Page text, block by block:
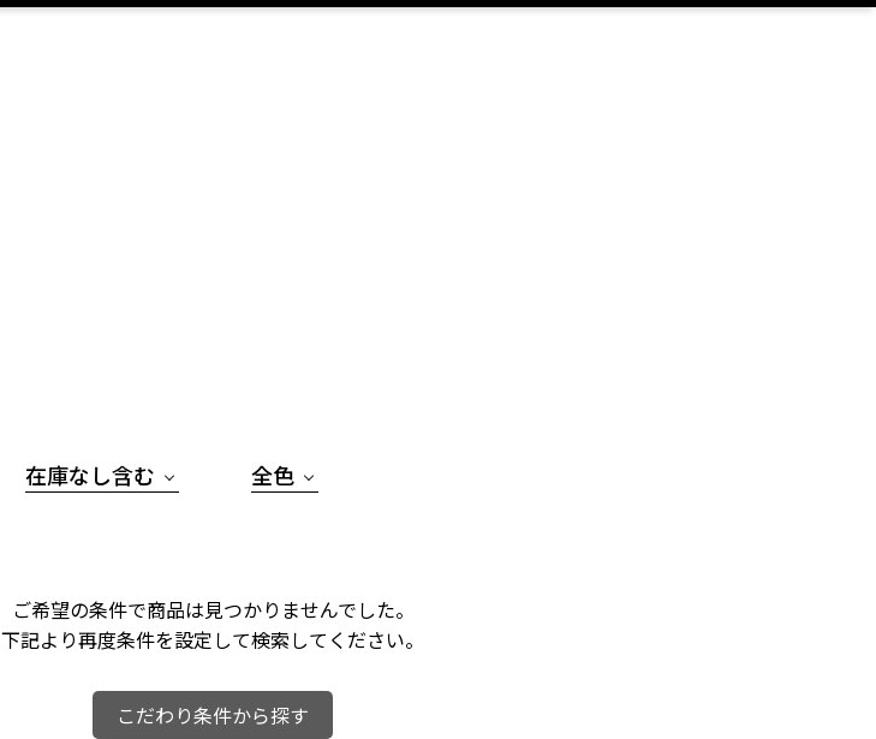
在庫なし含む 全色
ご希望の条件で商品は見つかりませんでした。
下記より再度条件を設定して検索してください。
こだわり条件から探す